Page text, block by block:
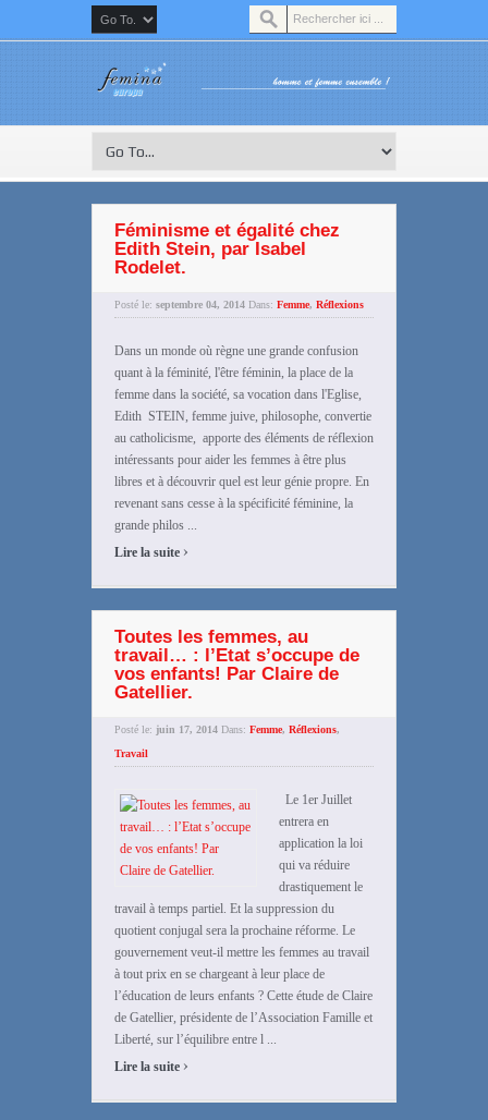
Féminisme et égalité chez
Edith Stein, par Isabel
Rodelet.
Posté le: septembre 04, 2014 Dans: Femme, Réflexions
Dans un monde où règne une grande confusion
quant à la féminité, l'être féminin, la place de la
femme dans la société, sa vocation dans l'Eglise,
Edith STEIN, femme juive, philosophe, convertie
au catholicisme, apporte des éléments de réflexion
intéressants pour aider les femmes à être plus
libres et à découvrir quel est leur génie propre. En
revenant sans cesse à la spécificité féminine, la
grande philos ...
Lire la suite ›
Toutes les femmes, au
travail… : l’Etat s’occupe de
vos enfants! Par Claire de
Gatellier.
Posté le: juin 17, 2014 Dans: Femme, Réflexions,
Travail
Le 1er Juillet
entrera en
application la loi
qui va réduire
drastiquement le
travail à temps partiel. Et la suppression du
quotient conjugal sera la prochaine réforme. Le
gouvernement veut-il mettre les femmes au travail
à tout prix en se chargeant à leur place de
l’éducation de leurs enfants ? Cette étude de Claire
de Gatellier, présidente de l’Association Famille et
Liberté, sur l’équilibre entre l ...
Lire la suite ›